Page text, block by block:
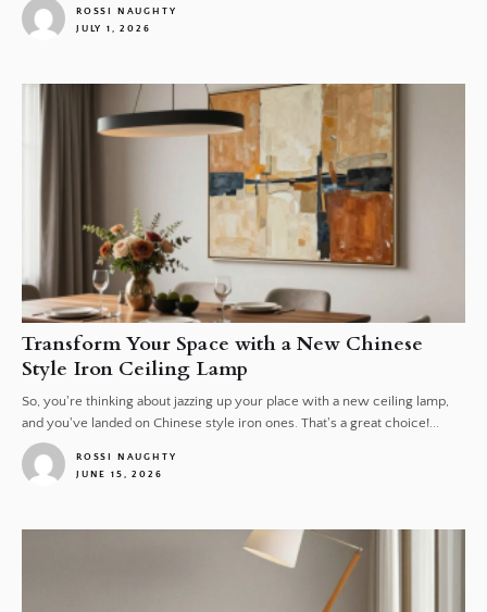
ROSSI NAUGHTY
JULY 1, 2026
Transform Your Space with a New Chinese
Style Iron Ceiling Lamp
So, you're thinking about jazzing up your place with a new ceiling lamp,
and you've landed on Chinese style iron ones. That's a great choice!...
ROSSI NAUGHTY
JUNE 15, 2026